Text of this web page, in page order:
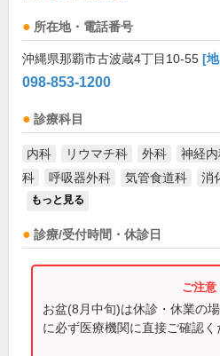
所在地・電話番号
沖縄県那覇市古波蔵4丁目10-55 [
098-853-1200
診療科目
内科 リウマチ科 外科 神経
科
呼吸器外科 気管食道科 消
もっと見る
診療/受付時間・休診日
お盆(8月中旬)は休診・休業の
に必ず医療機関に直接ご確認く